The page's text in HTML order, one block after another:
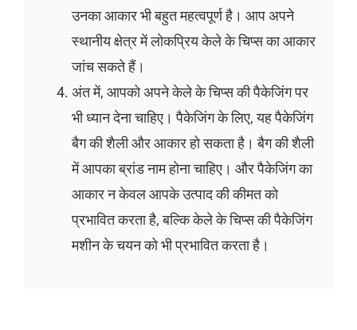
उनका आकार भी बहुत महत्वपूर्ण है। आप अपने
स्थानीय क्षेत्र में लोकप्रिय केले के चिप्स का आकार
जांच सकते हैं।
अंत में, आपको अपने केले के चिप्स की पैकेजिंग पर
भी ध्यान देना चाहिए। पैकेजिंग के लिए, यह पैकेजिंग
बैग की शैली और आकार हो सकता है। बैग की शैली
में आपका ब्रांड नाम होना चाहिए। और पैकेजिंग का
आकार न केवल आपके उत्पाद की कीमत को
प्रभावित करता है, बल्कि केले के चिप्स की पैकेजिंग
मशीन के चयन को भी प्रभावित करता है।